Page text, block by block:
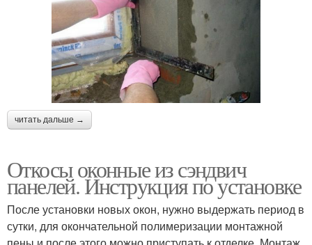
читать дальше →
Откосы оконные из сэндвич
панелей. Инструкция по установке
После установки новых окон, нужно выдержать период в
сутки, для окончательной полимеризации монтажной